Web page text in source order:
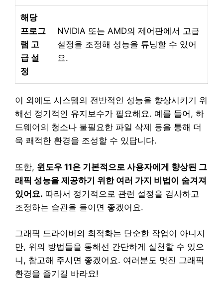
해당
프로그
램 고
급 설
정
NVIDIA 또는 AMD의 제어판에서 고급
설정을 조정해 성능을 튜닝할 수 있어
요.
이 외에도 시스템의 전반적인 성능을 향상시키기 위
해선 정기적인 유지보수가 필요해요. 예를 들어, 하
드웨어의 청소나 불필요한 파일 삭제 등을 통해 더
욱 쾌적한 환경을 조성할 수 있답니다.
또한, 윈도우 11은 기본적으로 사용자에게 향상된 그
래픽 성능을 제공하기 위한 여러 가지 비법이 숨겨져
있어요. 따라서 정기적으로 관련 설정을 검사하고
조정하는 습관을 들이면 좋겠어요.
그래픽 드라이버의 최적화는 단순한 작업이 아니지
만, 위의 방법들을 통해선 간단하게 실천할 수 있으
니, 참고해 주시면 좋겠어요. 여러분도 멋진 그래픽
환경을 즐기길 바라요!